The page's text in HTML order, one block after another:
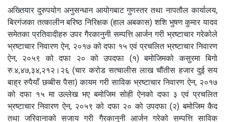
अख्तियार दुरुपयोग अनुसन्धान आयोगबाट गुणस्तर तथा नापतौल कार्यालय,
बिरगंजका तत्कालीन बरिष्ठ निरिक्षक (हाल अबकास) शशि भुषण कुमार यादव
समेतका प्रतिवादीहरु उपर गैरकानुनी सम्पत्ति आर्जन गरी भ्रष्टाचार गरेकोले
भ्रष्टाचार निवारण ऐन, २०१७ को दफा १५ एवं प्रचलित भ्रष्टाचार निवारण
ऐन, २०५९ को दफा २० को उपदफा (१) बमोजिमको कसुरमा बिगो
रु.४,४७,३४,२१२।२६ (चार करोड सत्चालीस लाख चौंतीस हजार दुई सय
बाह्र रुपैयाँ छव्बीस पैसा) कायम गरी साविक भ्रष्टाचार निवारण ऐन, २०१७
को दफा १५ मा उल्लेख भए बमोजिम सोही ऐनको दफा ३ एवं प्रचलित
भ्रष्टाचार निवारण ऐन, २०५९ को दफा २० को उपदफा (२) बमोजिम कैद
तथा जरिवानाको सजाय गरी गैरकानुनी आर्जन गरेको सम्पत्ति साविक